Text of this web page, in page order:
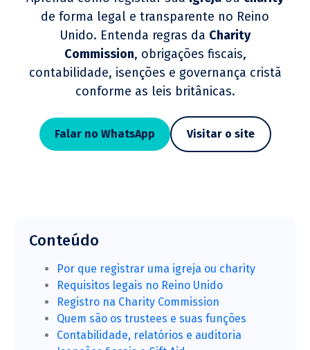
de forma legal e transparente no Reino
Unido. Entenda regras da Charity
Commission, obrigações fiscais,
contabilidade, isenções e governança cristã
conforme as leis britânicas.
Falar no WhatsApp Visitar o site
Conteúdo
Por que registrar uma igreja ou charity
Requisitos legais no Reino Unido
Registro na Charity Commission
Quem são os trustees e suas funções
Contabilidade, relatórios e auditoria